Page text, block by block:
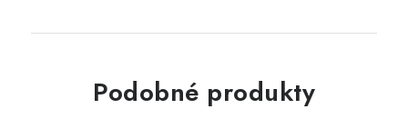
Podobné produkty